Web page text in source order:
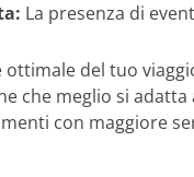
La presenza di
ottimale del tuo
che meglio si
con maggiore